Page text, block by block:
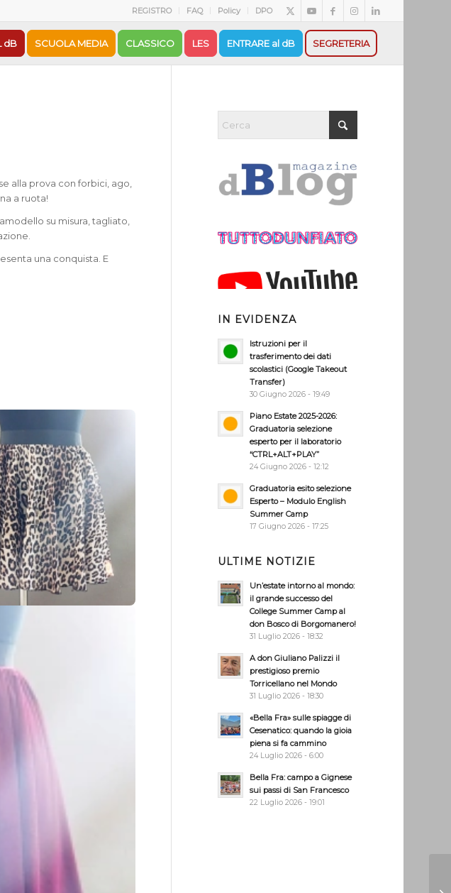
REGISTRO FAQ Policy DPO
dB SCUOLA MEDIA CLASSICO LES ENTRARE al dB SEGRETERIA
alla prova con forbici, ago,
a ruota!
su misura, tagliato,
una conquista. E
IN EVIDENZA
Istruzioni per il
trasferimento dei dati
scolastici (Google Takeout
Transfer)
30 Giugno 2026 - 19:49
Piano Estate 2025-2026:
Graduatoria selezione
esperto per il laboratorio
“CTRL+ALT+PLAY”
24 Giugno 2026 - 12:12
Graduatoria esito selezione
Esperto – Modulo English
Summer Camp
17 Giugno 2026 - 17:25
ULTIME NOTIZIE
Un’estate intorno al mondo:
il grande successo del
College Summer Camp al
don Bosco di Borgomanero!
31 Luglio 2026 - 18:32
A don Giuliano Palizzi il
prestigioso premio
Torricellano nel Mondo
31 Luglio 2026 - 18:30
«Bella Fra» sulle spiagge di
Cesenatico: quando la gioia
piena si fa cammino
24 Luglio 2026 - 6:00
Bella Fra: campo a Gignese
sui passi di San Francesco
22 Luglio 2026 - 19:01